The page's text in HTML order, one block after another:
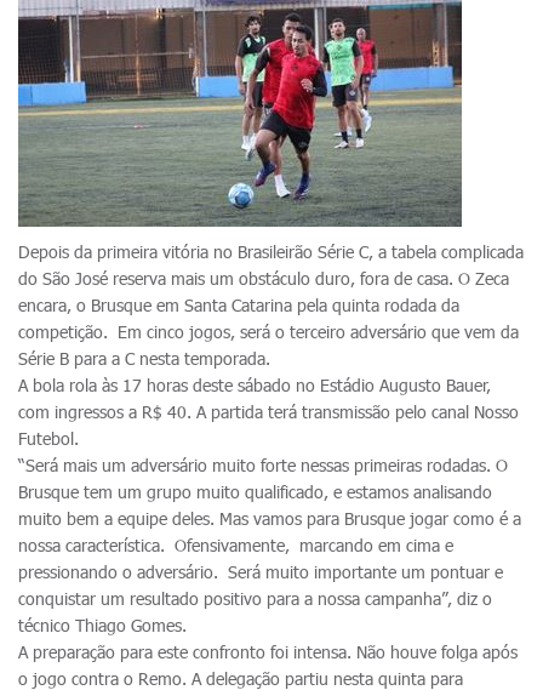
Depois da primeira vitória no Brasileirão Série C, a tabela complicada
do São José reserva mais um obstáculo duro, fora de casa. O Zeca
encara, o Brusque em Santa Catarina pela quinta rodada da
competição. Em cinco jogos, será o terceiro adversário que vem da
Série B para a C nesta temporada.
A bola rola às 17 horas deste sábado no Estádio Augusto Bauer,
com ingressos a R$ 40. A partida terá transmissão pelo canal Nosso
Futebol.
“Será mais um adversário muito forte nessas primeiras rodadas. O
Brusque tem um grupo muito qualificado, e estamos analisando
muito bem a equipe deles. Mas vamos para Brusque jogar como é a
nossa característica. Ofensivamente, marcando em cima e
pressionando o adversário. Será muito importante um pontuar e
conquistar um resultado positivo para a nossa campanha”, diz o
técnico Thiago Gomes.
A preparação para este confronto foi intensa. Não houve folga após
o jogo contra o Remo. A delegação partiu nesta quinta para